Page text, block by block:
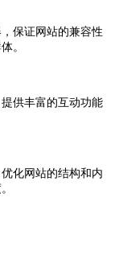
保证网站的兼容性
。
供丰富的互动功能
化网站的结构和内